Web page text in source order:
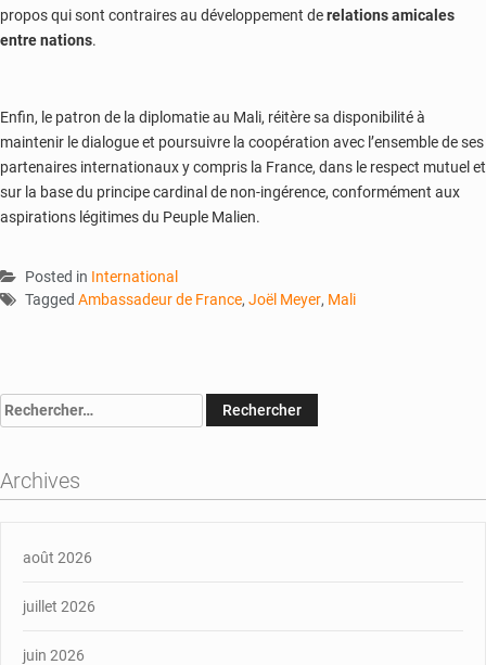
propos qui sont contraires au développement derelations amicales
entre nations.
Enfin, le patron de la diplomatie au Mali, réitère sa disponibilité à
maintenir le dialogue et poursuivre la coopération avec l’ensemble de ses
partenaires internationaux y compris la France, dans le respect mutuel et
sur la base du principe cardinal de non-ingérence, conformément aux
aspirations légitimes du Peuple Malien.
Posted in International
Tagged Ambassadeur de France, Joël Meyer, Mali
Rechercher :
Archives
août 2026
juillet 2026
juin 2026